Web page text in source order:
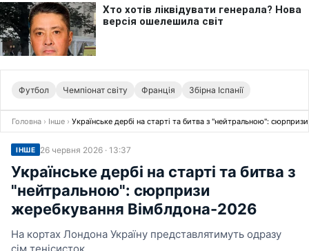
Футбол Чемпіонат світу Франція Збірна Іспанії
Головна › Інше › Українське дербі на старті та битва з "нейтральною":
ІНШЕ 26 червня 2026 · 13:37
Українське дербі на старті та битва з
"нейтральною": сюрпризи
жеребкування Вімблдона-2026
На кортах Лондона Україну представлятимуть одразу